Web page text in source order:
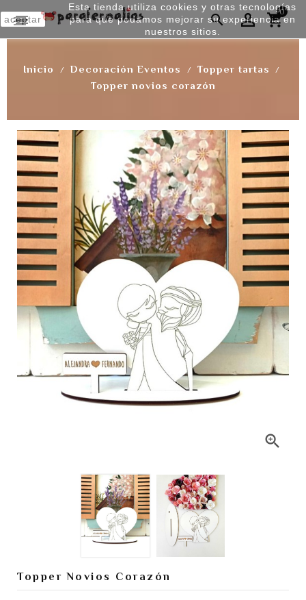

 0
Inicio Decoración Eventos
Topper tartas
Topper novios corazón

Topper Novios Corazón
aceptar
Esta tienda utiliza cookies y otras tecnologías
para que podamos mejorar su experiencia en
nuestros sitios.